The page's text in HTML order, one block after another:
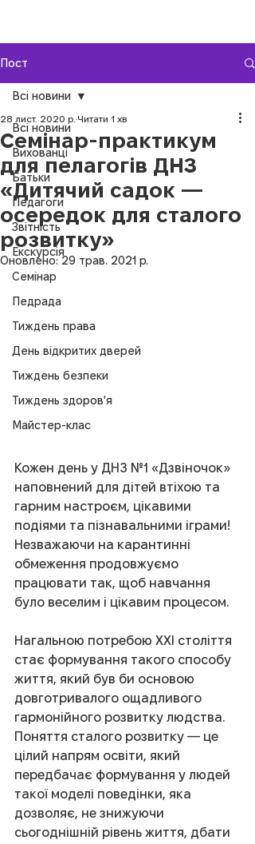
Пост
Всі новини
Вихованці
Батьки
Педагоги
Звітність
Екскурсія
Семінар
Педрада
Тиждень права
День відкритих дверей
Тиждень безпеки
Тиждень здоров'я
Майстер-клас
Всі новини
Семінар-практикум
для пелагогів ДНЗ
«Дитячий садок —
осередок для сталого
розвитку»
28 лист. 2020 р. Читати 1 хв
Оновлено: 29 трав. 2021 р.
Кожен день у ДНЗ №1 «Дзвіночок»
наповнений для дітей втіхою та
гарним настроєм, цікавими
подіями та пізнавальними іграми!
Незважаючи на карантинні
обмеження продовжуємо
працювати так, щоб навчання
було веселим і цікавим процесом.
Нагальною потребою ХХІ століття
стає формування такого способу
життя, який був би основою
довготривалого ощадливого
гармонійного розвитку людства.
Поняття сталого розвитку — це
цілий напрям освіти, який
передбачає формування у людей
такої моделі поведінки, яка
дозволяє, не знижуючи
сьогоднішній рівень життя, дбати